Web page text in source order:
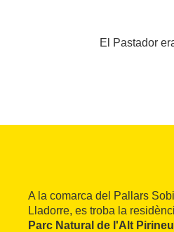
El Pastador
A la comarca del Pallars
Lladorre, es troba la
Parc Natural de l'Alt Pirineu